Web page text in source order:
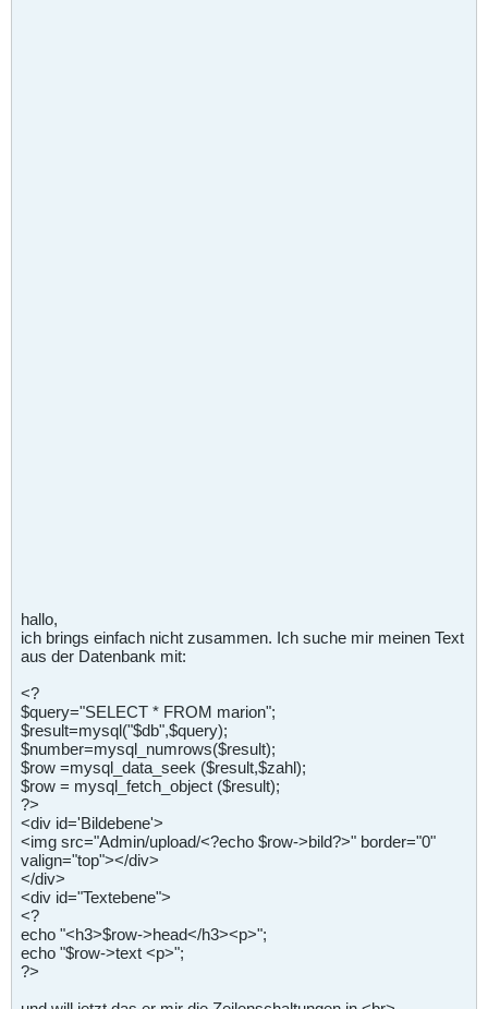
hallo,
ich brings einfach nicht zusammen. Ich suche mir meinen Text
aus der Datenbank mit:
<?
$query="SELECT * FROM marion";
$result=mysql("$db",$query);
$number=mysql_numrows($result);
$row =mysql_data_seek ($result,$zahl);
$row = mysql_fetch_object ($result);
?>
<div id='Bildebene'>
<img src="Admin/upload/<?echo $row->bild?>" border="0"
valign="top"></div>
</div>
<div id="Textebene">
<?
echo "<h3>$row->head</h3><p>";
echo "$row->text <p>";
?>